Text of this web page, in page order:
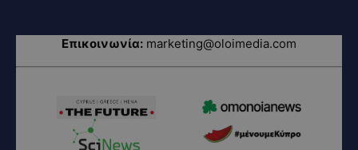
Επικοινωνία: marketing@oloimedia.com